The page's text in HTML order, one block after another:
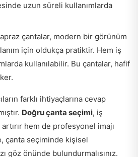
uzun süreli kullanımlarda
çantalar, modern bir görünüm
için oldukça pratiktir. Hem iş
kullanılabilir. Bu çantalar, hafif
farklı ihtiyaçlarına cevap
Doğru çanta seçimi, iş
hem de profesyonel imajı
çanta seçiminde kişisel
göz önünde bulundurmalısınız.